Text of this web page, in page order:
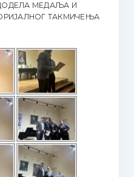
МЕДАЉА И
ТАКМИЧЕЊА